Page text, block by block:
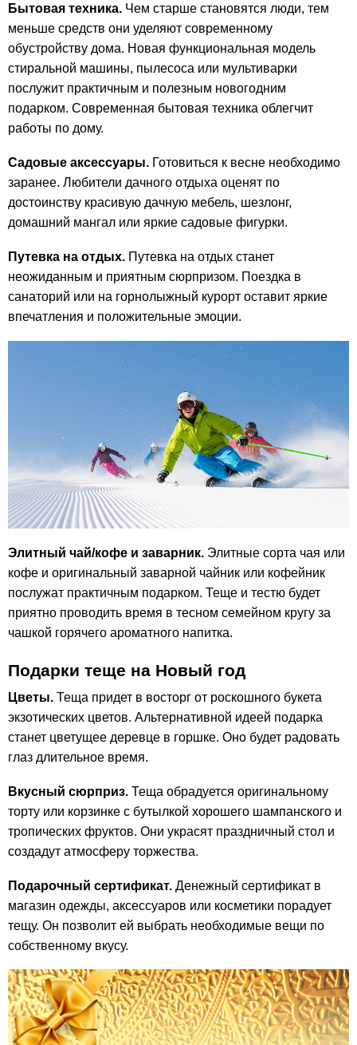
Бытовая техника. Чем старше становятся люди, тем
меньше средств они уделяют современному
обустройству дома. Новая функциональная модель
стиральной машины, пылесоса или мультиварки
послужит практичным и полезным новогодним
подарком. Современная бытовая техника облегчит
работы по дому.
Садовые аксессуары. Готовиться к весне необходимо
заранее. Любители дачного отдыха оценят по
достоинству красивую дачную мебель, шезлонг,
домашний мангал или яркие садовые фигурки.
Путевка на отдых. Путевка на отдых станет
неожиданным и приятным сюрпризом. Поездка в
санаторий или на горнолыжный курорт оставит яркие
впечатления и положительные эмоции.
Элитный чай/кофе и заварник. Элитные сорта чая или
кофе и оригинальный заварной чайник или кофейник
послужат практичным подарком. Теще и тестю будет
приятно проводить время в тесном семейном кругу за
чашкой горячего ароматного напитка.
Подарки теще на Новый год
Цветы. Теща придет в восторг от роскошного букета
экзотических цветов. Альтернативной идеей подарка
станет цветущее деревце в горшке. Оно будет радовать
глаз длительное время.
Вкусный сюрприз. Теща обрадуется оригинальному
торту или корзинке с бутылкой хорошего шампанского и
тропических фруктов. Они украсят праздничный стол и
создадут атмосферу торжества.
Подарочный сертификат. Денежный сертификат в
магазин одежды, аксессуаров или косметики порадует
тещу. Он позволит ей выбрать необходимые вещи по
собственному вкусу.